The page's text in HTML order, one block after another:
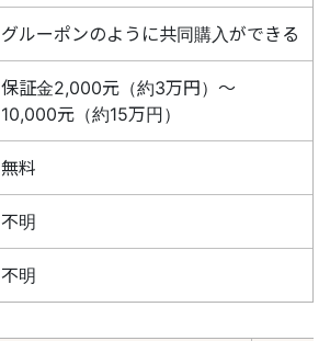
グルーポンのように共同購入ができる
保証金2,000元（約3万円）〜
10,000元（約15万円）
無料
不明
不明